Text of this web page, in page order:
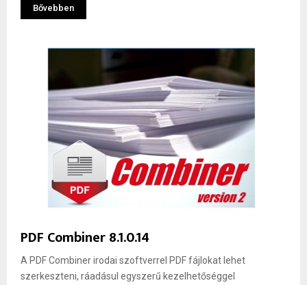
Bővebben
PDF Combiner 8.1.0.14
A PDF Combiner irodai szoftverrel PDF fájlokat lehet
szerkeszteni, ráadásul egyszerű kezelhetőséggel